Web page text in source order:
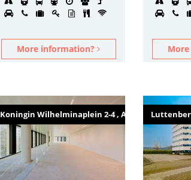
More information?
Koningin Wilhelminaplein 2-4 , Amsterdam